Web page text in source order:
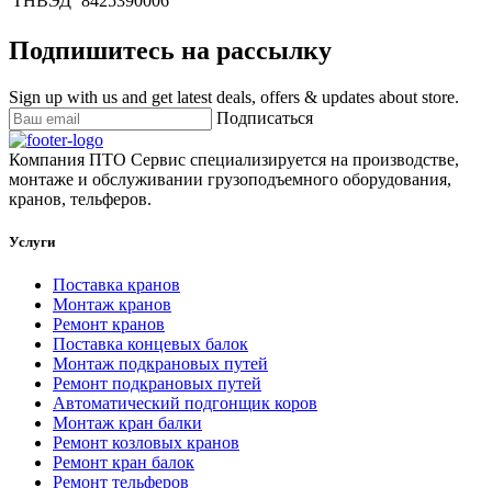
Подпишитесь на рассылку
Sign up with us and get latest deals, offers & updates about store.
Подписаться
Компания ПТО Сервис специализируется на производстве,
монтаже и обслуживании грузоподъемного оборудования,
кранов, тельферов.
Услуги
Поставка кранов
Монтаж кранов
Ремонт кранов
Поставка концевых балок
Монтаж подкрановых путей
Ремонт подкрановых путей
Автоматический подгонщик коров
Монтаж кран балки
Ремонт козловых кранов
Ремонт кран балок
Ремонт тельферов